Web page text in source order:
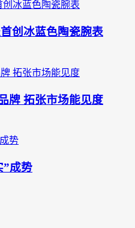
创冰蓝色陶瓷腕表
牌 拓张市场能见度
”成势